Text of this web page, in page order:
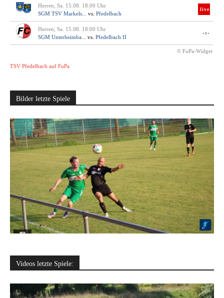
Herren, Sa. 15.08. 18:00 Uhr
SGM TSV Markels...
vs. Pfedelbach
live
Herren, Sa. 15.08. 18:00 Uhr
SGM Unterheimba...
vs. Pfedelbach II
-:-
© FuPa-Widget
TSV Pfedelbach auf FuPa
Bilder letzte Spiele
Videos letzte Spiele: